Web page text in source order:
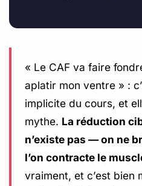
« Le CAF va faire
aplatir mon ventre » :
implicite du cours, et
mythe. La réduction
n’existe pas — on ne
l’on contracte le
vraiment, et c’est bien